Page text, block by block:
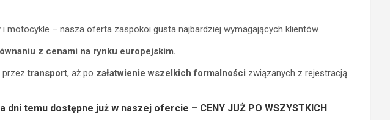
motocykle – nasza oferta zaspokoi gusta najbardziej wymagających klientów.
z cenami na rynku europejskim.
przeztransport, aż po załatwienie wszelkich formalności związanych z rejestracją
temu dostępne już w naszej ofercie – CENY JUŻ PO WSZYSTKICH